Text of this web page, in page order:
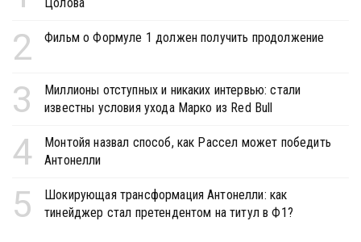
2 Фильм о Формуле 1 должен получить продолжение
3
Миллионы отступных и никаких интервью: стали
известны условия ухода Марко из Red Bull
4
Монтойя назвал способ, как Рассел может победить
Антонелли
5
Шокирующая трансформация Антонелли: как
тинейджер стал претендентом на титул в Ф1?